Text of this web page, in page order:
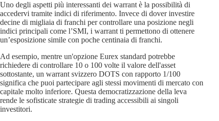
Uno degli aspetti più interessanti dei warrant è la possibilità di
accedervi tramite indici di riferimento. Invece di dover investire
decine di migliaia di franchi per controllare una posizione negli
indici principali come l’SMI, i warrant ti permettono di ottenere
un’esposizione simile con poche centinaia di franchi.
Ad esempio, mentre un'opzione Eurex standard potrebbe
richiedere di controllare 10 o 100 volte il valore dell'asset
sottostante, un warrant svizzero DOTS con rapporto 1/100
significa che puoi partecipare agli stessi movimenti di mercato con
capitale molto inferiore. Questa democratizzazione della leva
rende le sofisticate strategie di trading accessibili ai singoli
investitori.